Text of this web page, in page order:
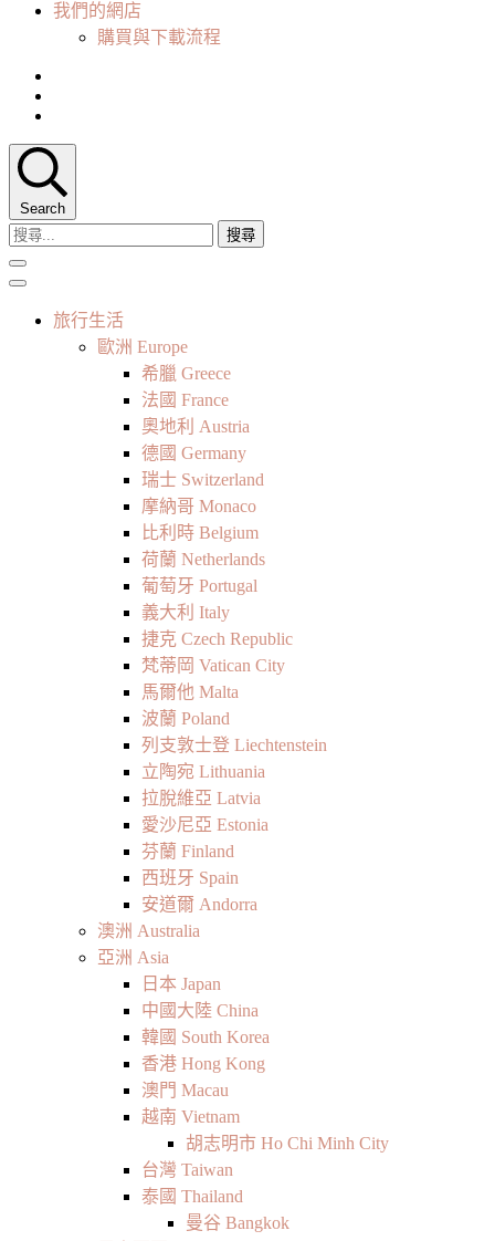
我們的網店
購買與下載流程
Search
搜
尋
關
旅行生活
歐洲 Europe
希臘 Greece
法國 France
奧地利 Austria
德國 Germany
瑞士 Switzerland
摩納哥 Monaco
比利時 Belgium
荷蘭 Netherlands
葡萄牙 Portugal
義大利 Italy
捷克 Czech Republic
梵蒂岡 Vatican City
馬爾他 Malta
波蘭 Poland
列支敦士登 Liechtenstein
立陶宛 Lithuania
拉脫維亞 Latvia
愛沙尼亞 Estonia
芬蘭 Finland
西班牙 Spain
安道爾 Andorra
澳洲 Australia
亞洲 Asia
日本 Japan
中國大陸 China
韓國 South Korea
香港 Hong Kong
澳門 Macau
越南 Vietnam
胡志明市 Ho Chi Minh City
台灣 Taiwan
泰國 Thailand
曼谷 Bangkok